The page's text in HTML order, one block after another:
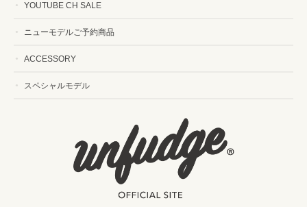
YOUTUBE CH SALE
ニューモデルご予約商品
ACCESSORY
スペシャルモデル